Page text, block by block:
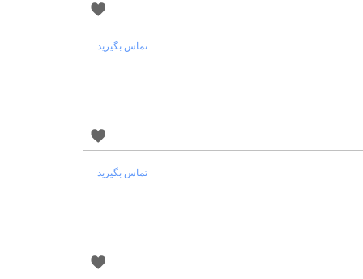
تماس بگیرید
تماس بگیرید